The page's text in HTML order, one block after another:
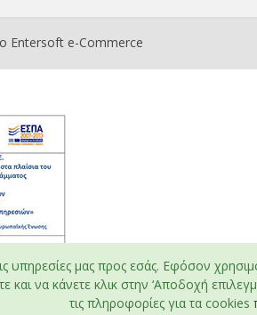
Entersoft e-Commerce
μας προς εσάς. Εφόσον
να κάνετε κλικ στην ‘Αποδοχή
τις πληροφορίες για τα cookies